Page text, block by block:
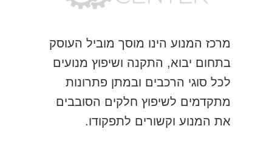
מרכז המנוע הינו מוסך מוביל העוסק
בתחום יבוא, התקנה ושיפוץ מנועים
לכל סוגי הרכבים ובמתן פתרונות
מתקדמים לשיפוץ חלקים הסובבים
את המנוע וקשורים לתפקודו.